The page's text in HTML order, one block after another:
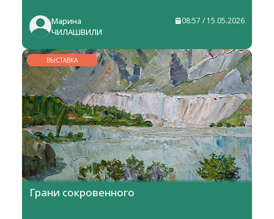
Марина
ЧИЛАШВИЛИ
08:57 / 15.05.2026
ВЫСТАВКА
Грани сокровенного